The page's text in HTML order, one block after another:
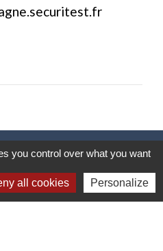
Saint-Amand
you control over what you want
all cookies Personalize